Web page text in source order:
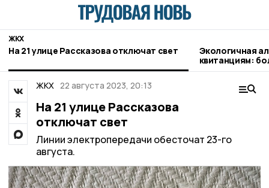
ЖКХ
На 21 улице Рассказова отключат свет
Экологичная
квитанциям:
оплачивают
ЖКХ 22 августа 2023, 20:13
На 21 улице Рассказова
отключат свет
Линии электропередачи обесточат 23-го
августа.